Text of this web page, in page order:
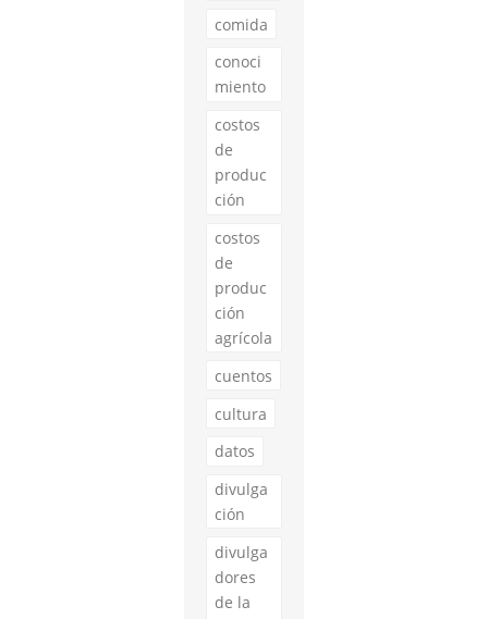
comida
conoci
miento
costos
de
produc
ción
costos
de
produc
ción
agrícola
cuentos
cultura
datos
divulga
ción
divulga
dores
de la